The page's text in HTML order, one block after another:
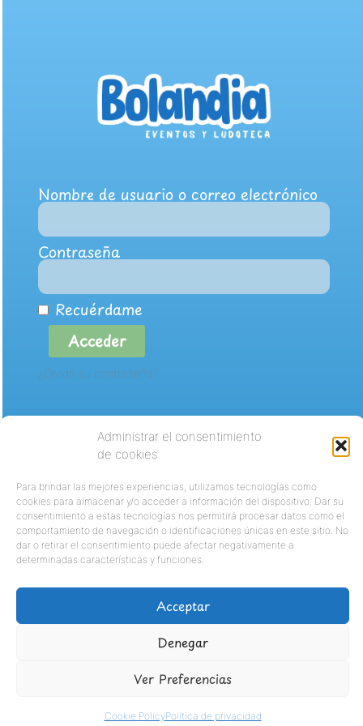
Administrar el consentimiento
de cookies
Para brindar las mejores experiencias, utilizamos tecnologías como
cookies para almacenar y/o acceder a información del dispositivo. Dar su
consentimiento a estas tecnologías nos permitirá procesar datos como el
comportamiento de navegación o identificaciones únicas en este sitio. No
dar o retirar el consentimiento puede afectar negativamente a
determinadas características y funciones.
Acceptar
Denegar
Ver Preferencias
Cookie PolicyPolítica de privacidad
Nombre de usuario o correo electrónico
Contraseña
Recuérdame
Acceder
¿Olvidó su contraseña?